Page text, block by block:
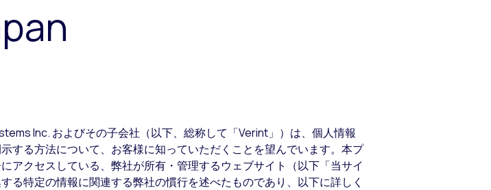
Inc. およびその子会社（以下、総称して「Verint」）は、個人情報
する方法について、お客様に知っていただくことを望んでいます。本プ
アクセスしている、弊社が所有・管理するウェブサイト（以下「当サイ
る特定の情報に関連する弊社の慣行を述べたものであり、以下に詳しく